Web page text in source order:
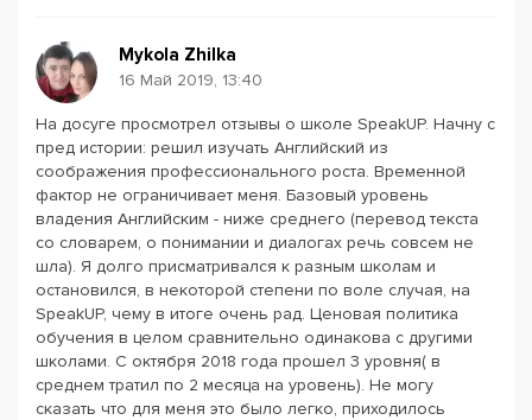
Mykola Zhilka
16 Май 2019, 13:40
На досуге просмотрел отзывы о школе SpeakUP. Начну с
пред истории: решил изучать Английский из
соображения профессионального роста. Временной
фактор не ограничивает меня. Базовый уровень
владения Английским - ниже среднего (перевод текста
со словарем, о понимании и диалогах речь совсем не
шла). Я долго присматривался к разным школам и
остановился, в некоторой степени по воле случая, на
SpeakUP, чему в итоге очень рад. Ценовая политика
обучения в целом сравнительно одинакова с другими
школами. С октября 2018 года прошел 3 уровня( в
среднем тратил по 2 месяца на уровень). Не могу
сказать что для меня это было легко, приходилось